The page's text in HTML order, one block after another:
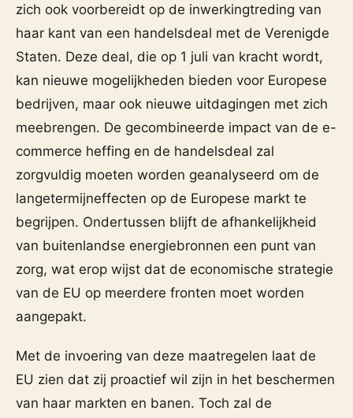
zich ook voorbereidt op de inwerkingtreding van
haar kant van een handelsdeal met de Verenigde
Staten. Deze deal, die op 1 juli van kracht wordt,
kan nieuwe mogelijkheden bieden voor Europese
bedrijven, maar ook nieuwe uitdagingen met zich
meebrengen. De gecombineerde impact van de e-
commerce heffing en de handelsdeal zal
zorgvuldig moeten worden geanalyseerd om de
langetermijneffecten op de Europese markt te
begrijpen. Ondertussen blijft de afhankelijkheid
van buitenlandse energiebronnen een punt van
zorg, wat erop wijst dat de economische strategie
van de EU op meerdere fronten moet worden
aangepakt.
Met de invoering van deze maatregelen laat de
EU zien dat zij proactief wil zijn in het beschermen
van haar markten en banen. Toch zal de